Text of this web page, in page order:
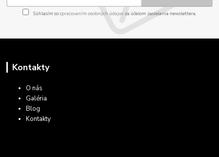
Súhlasím sospracovaním osobných údajov za účelom zasielania newslettera.
Kontakty
O nás
Galéria
Blog
Kontakty